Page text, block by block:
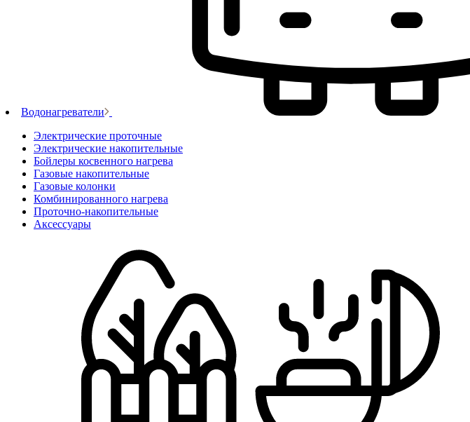
Водонагреватели
Электрические проточные
Электрические накопительные
Бойлеры косвенного нагрева
Газовые накопительные
Газовые колонки
Комбинированного нагрева
Проточно-накопительные
Аксессуары